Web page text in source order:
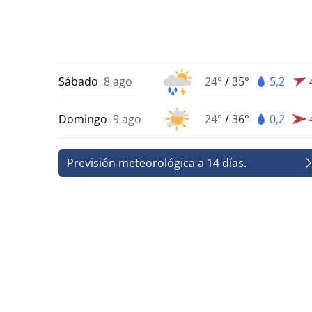
Sábado 8 ago 24° /35° 5,2
Domingo 9 ago 24° /36° 0,2
Previsión meteorológica a 14 días.